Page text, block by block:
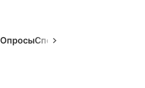
ОпросыСпецпроекты